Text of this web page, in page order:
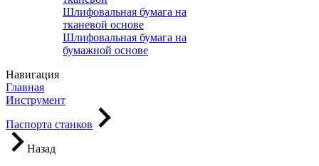
Шлифовальная бумага на
тканевой основе
Шлифовальная бумага на
бумажной основе
Навигация
Главная
Инструмент
Паспорта станков
Назад